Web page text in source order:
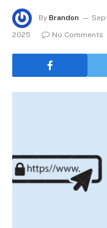
By Brandon
2025
No Comments